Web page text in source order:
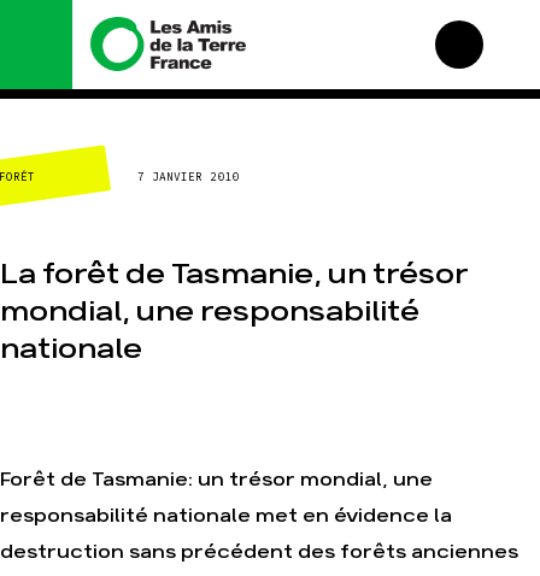
Nous connaître
Histoire
Valeurs
Équipes et
fonctionnement
la Terre
Mode : une tendance
destructrice
Agir Nos thématiques
FORÊT 7 JANVIER 2010
La forêt de Tasmanie, un trésor
mondial, une responsabilité
nationale
Forêt de Tasmanie: un trésor mondial, une
responsabilité nationale met en évidence la
destruction sans précédent des forêts anciennes